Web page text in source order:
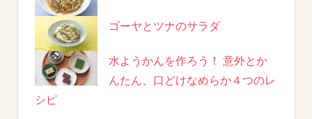
ゴーヤとツナのサラダ
水ようかんを作ろう！ 意外とか
んたん、口どけなめらか４つのレ
シピ